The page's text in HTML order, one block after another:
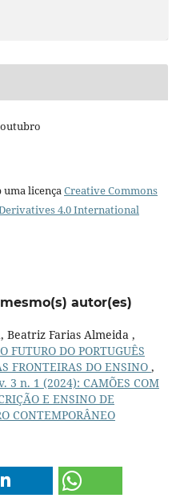
outubro
uma licençaCreative Commons
4.0 International
autor(es)
Beatriz Farias Almeida ,
O FUTURO DO PORTUGUÊS
FRONTEIRAS DO ENSINO ,
3 n. 1 (2024): CAMÕES COM
E ENSINO DE
CONTEMPORÂNEO